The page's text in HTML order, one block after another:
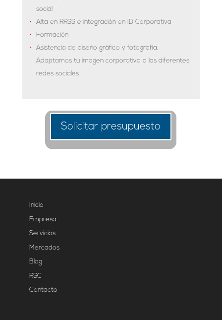
social
Alta en RRSS e integración en ID Corporativa
Formación
Asistencia de diseño gráfico y fotografía.
Adaptamos tu imagen corporativa a las diferentes
redes sociales
Solicitar presupuesto
Inicio
Empresa
Servicios
Mercados
Blog
RSC
Contacto